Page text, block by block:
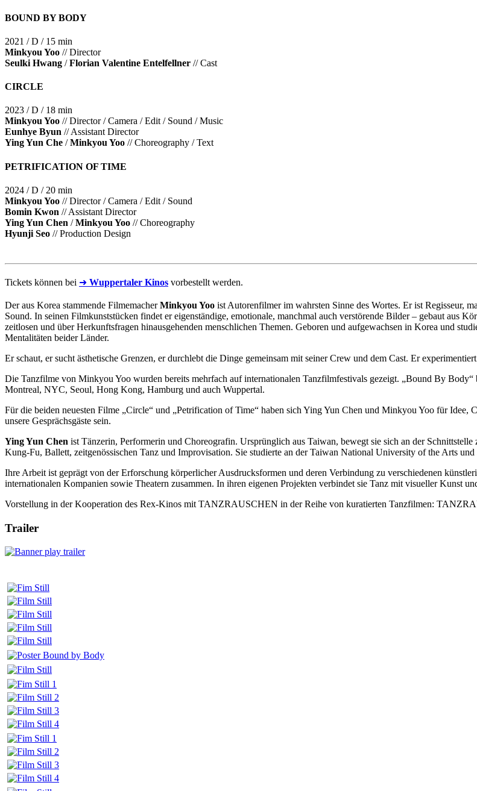
BOUND BY BODY
2021 / D / 15 min
Minkyou Yoo // Director
Seulki Hwang /Florian Valentine Entelfellner // Cast
CIRCLE
2023 / D / 18 min
Minkyou Yoo // Director / Camera / Edit / Sound / Music
Eunhye Byun // Assistant Director
Ying Yun Che /Minkyou Yoo // Choreography / Text
PETRIFICATION OF TIME
2024 / D / 20 min
Minkyou Yoo // Director / Camera / Edit / Sound
Bomin Kwon // Assistant Director
Ying Yun Chen /Minkyou Yoo // Choreography
Hyunji Seo // Production Design
Tickets können bei ➜ Wuppertaler Kinos vorbestellt werden.
Der aus Korea stammende FilmemacherMinkyou Yoo ist Autorenfilmer im wahrsten Sinne des Wortes. Er ist Regisseur,
Sound. In seinen Filmkunststücken findet er eigenständige, emotionale, manchmal auch verstörende Bilder – gebaut aus
zeitlosen und über Herkunftsfragen hinausgehenden menschlichen Themen. Geboren und aufgewachsen in Korea und
Mentalitäten beider Länder.
Er schaut, er sucht ästhetische Grenzen, er durchlebt die Dinge gemeinsam mit seiner Crew und dem Cast. Er
Die Tanzfilme von Minkyou Yoo wurden bereits mehrfach auf internationalen Tanzfilmfestivals gezeigt. „Bound By
Montreal, NYC, Seoul, Hong Kong, Hamburg und auch Wuppertal.
Für die beiden neuesten Filme „Circle“ und „Petrification of Time“ haben sich Ying Yun Chen und Minkyou Yoo für Idee,
unsere Gesprächsgäste sein.
Ying Yun Chen ist Tänzerin, Performerin und Choreografin. Ursprünglich aus Taiwan, bewegt sie sich an der
Kung-Fu, Ballett, zeitgenössischen Tanz und Improvisation. Sie studierte an der Taiwan National University of the Arts
Ihre Arbeit ist geprägt von der Erforschung körperlicher Ausdrucksformen und deren Verbindung zu verschiedenen
internationalen Kompanien sowie Theatern zusammen. In ihren eigenen Projekten verbindet sie Tanz mit visueller Kunst
Vorstellung in der Kooperation des Rex-Kinos mit TANZRAUSCHEN in der Reihe von kuratierten Tanzfilmen:
Trailer